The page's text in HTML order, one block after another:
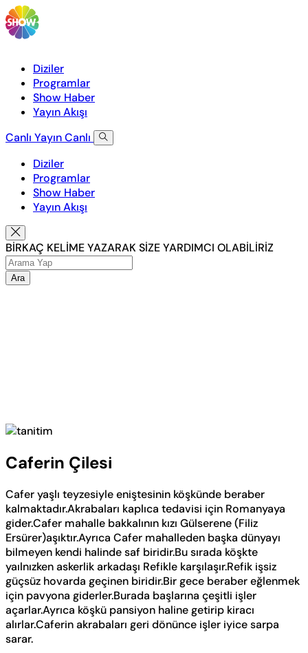
Diziler
Programlar
Show Haber
Yayın Akışı
Canlı YayınCanlı
Diziler
Programlar
Show Haber
Yayın Akışı
BİRKAÇ KELİME YAZARAK SİZE YARDIMCI OLABİLİRİZ
Ara
Caferin Çilesi
Cafer yaşlı teyzesiyle eniştesinin köşkünde beraber
kalmaktadır.Akrabaları kaplıca tedavisi için Romanyaya
gider.Cafer mahalle bakkalının kızı Gülserene (Filiz
Ersürer)aşıktır.Ayrıca Cafer mahalleden başka dünyayı
bilmeyen kendi halinde saf biridir.Bu sırada köşkte
yaılnızken askerlik arkadaşı Refikle karşılaşır.Refik işsiz
güçsüz hovarda geçinen biridir.Bir gece beraber eğlenmek
için pavyona giderler.Burada başlarına çeşitli işler
açarlar.Ayrıca köşkü pansiyon haline getirip kiracı
alırlar.Caferin akrabaları geri dönünce işler iyice sarpa
sarar.